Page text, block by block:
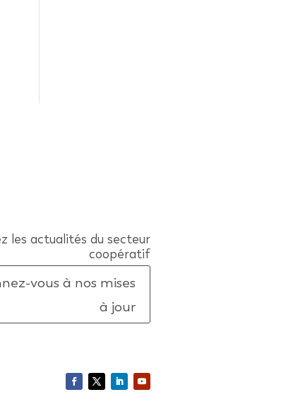
les actualités du secteur
coopératif
vous à nos mises
à jour